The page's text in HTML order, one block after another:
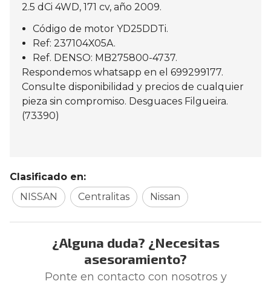
2.5 dCi 4WD, 171 cv, año 2009.
Código de motor YD25DDTi.
Ref: 237104X05A.
Ref. DENSO: MB275800-4737.
Respondemos whatsapp en el 699299177.
Consulte disponibilidad y precios de cualquier
pieza sin compromiso. Desguaces Filgueira.
(73390)
Clasificado en:
NISSAN
Centralitas Nissan
¿Alguna duda? ¿Necesitas
asesoramiento?
Ponte en contacto con nosotros y